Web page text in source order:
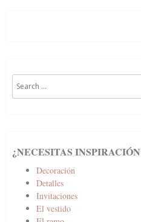
for:
¿NECESITAS
Decoración
Detalles
Invitaciones
El vestido